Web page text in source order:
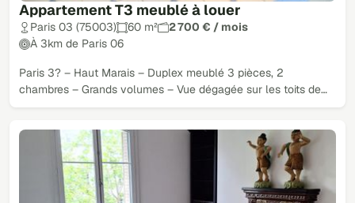
Appartement T3 meublé à louer
Paris 03 (75003) 60 m²
2 700 € / mois
À 3km de Paris 06
Paris 3? – Haut Marais – Duplex meublé 3 pièces, 2
chambres – Grands volumes – Vue dégagée sur les toits de…